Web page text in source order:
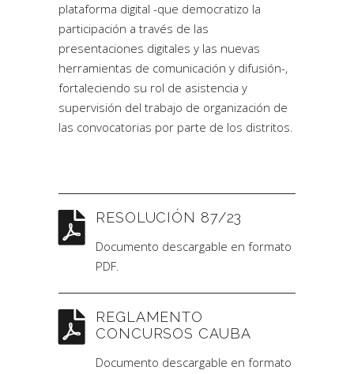
plataforma digital -que democratizo la
participación a través de las
presentaciones digitales y las nuevas
herramientas de comunicación y difusión-,
fortaleciendo su rol de asistencia y
supervisión del trabajo de organización de
las convocatorias por parte de los distritos.
RESOLUCIÓN 87/23
Documento descargable en formato
PDF.
REGLAMENTO
CONCURSOS CAUBA
Documento descargable en formato